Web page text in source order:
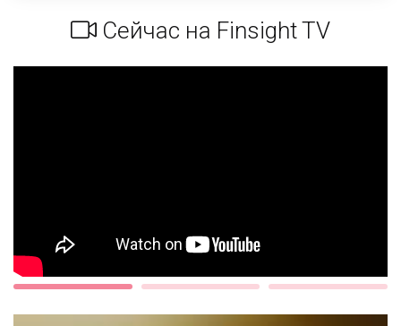
Сейчас на Finsight TV